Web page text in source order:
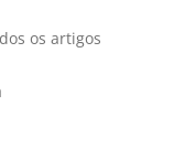
os artigos